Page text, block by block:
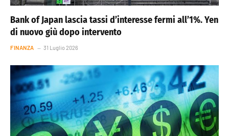
Bank of Japan lascia tassi d’interesse fermi all’1%. Yen
di nuovo giù dopo intervento
FINANZA 31 Luglio 2026